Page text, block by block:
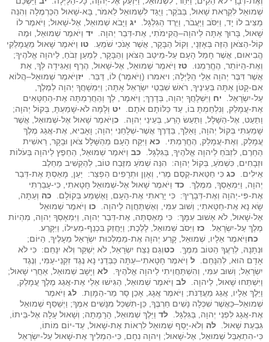
שְׁמוּאֵל לִקְרַאת שָׁאוּל, בַּבֹּקֶר; וַיֻּגַּד לִשְׁמוּאֵל לֵאמֹר, בָּא-שָׁאוּל הַכַּרְמֶלָה וְהִנֵּה
מַצִּיב לוֹ יָד, וַיִּסֹּב וַיַּעֲבֹר, וַיֵּרֶד הַגִּלְגָּל. יג וַיָּבֹא שְׁמוּאֵל, אֶל-שָׁאוּל; וַיֹּאמֶר לוֹ
שָׁאוּל, בָּרוּךְ אַתָּה לַיהוָה–הֲקִימֹתִי, אֶת-דְּבַר יְהוָה. יד וַיֹּאמֶר שְׁמוּאֵל, וּמֶה
קוֹל-הַצֹּאן הַזֶּה בְּאָזְנָי, וְקוֹל הַבָּקָר, אֲשֶׁר אָנֹכִי שֹׁמֵעַ. טו וַיֹּאמֶר שָׁאוּל מֵעֲמָלֵקִי
הֱבִיאוּם, אֲשֶׁר חָמַל הָעָם עַל-מֵיטַב הַצֹּאן וְהַבָּקָר, לְמַעַן זְבֹחַ, לַיהוָה אֱלֹהֶיךָ;
וְאֶת-הַיּוֹתֵר, הֶחֱרַמְנוּ. טז וַיֹּאמֶר שְׁמוּאֵל, אֶל-שָׁאוּל, הֶרֶף וְאַגִּידָה לְּךָ, אֵת
אֲשֶׁר דִּבֶּר יְהוָה אֵלַי הַלָּיְלָה; ויאמרו (וַיֹּאמֶר) לוֹ, דַּבֵּר. יזוַיֹּאמֶר שְׁמוּאֵל–הֲלוֹא
אִם-קָטֹן אַתָּה בְּעֵינֶיךָ, רֹאשׁ שִׁבְטֵי יִשְׂרָאֵל אָתָּה; וַיִּמְשָׁחֲךָ יְהוָה לְמֶלֶךְ,
עַל-יִשְׂרָאֵל. יח וַיִּשְׁלָחֲךָ יְהוָה, בְּדָרֶךְ; וַיֹּאמֶר, לֵךְ וְהַחֲרַמְתָּה אֶת-הַחַטָּאִים
אֶת-עֲמָלֵק, וְנִלְחַמְתָּ בוֹ, עַד כַּלּוֹתָם אֹתָם. יט וְלָמָּה לֹא-שָׁמַעְתָּ, בְּקוֹל יְהוָה;
וַתַּעַט, אֶל-הַשָּׁלָל, וַתַּעַשׂ הָרַע, בְּעֵינֵי יְהוָה. כוַיֹּאמֶר שָׁאוּל אֶל-שְׁמוּאֵל, אֲשֶׁר
שָׁמַעְתִּי בְּקוֹל יְהוָה, וָאֵלֵךְ, בַּדֶּרֶךְ אֲשֶׁר-שְׁלָחַנִי יְהוָה; וָאָבִיא, אֶת-אֲגַג מֶלֶךְ
עֲמָלֵק, וְאֶת-עֲמָלֵק, הֶחֱרַמְתִּי. כא וַיִּקַּח הָעָם מֵהַשָּׁלָל צֹאן וּבָקָר, רֵאשִׁית
הַחֵרֶם, לִזְבֹּחַ לַיהוָה אֱלֹהֶיךָ, בַּגִּלְגָּל. כב וַיֹּאמֶר שְׁמוּאֵל, הַחֵפֶץ לַיהוָה בְּעֹלוֹת
וּזְבָחִים, כִּשְׁמֹעַ, בְּקוֹל יְהוָה: הִנֵּה שְׁמֹעַ מִזֶּבַח טוֹב, לְהַקְשִׁיב מֵחֵלֶב
אֵילִים. כג כִּי חַטַּאת-קֶסֶם מֶרִי, וְאָוֶן וּתְרָפִים הַפְצַר: יַעַן, מָאַסְתָּ אֶת-דְּבַר
יְהוָה, וַיִּמְאָסְךָ, מִמֶּלֶךְ. כד וַיֹּאמֶר שָׁאוּל אֶל-שְׁמוּאֵל חָטָאתִי, כִּי-עָבַרְתִּי
אֶת-פִּי-יְהוָה וְאֶת-דְּבָרֶיךָ: כִּי יָרֵאתִי אֶת-הָעָם, וָאֶשְׁמַע בְּקוֹלָם. כה וְעַתָּה,
שָׂא נָא אֶת-חַטָּאתִי; וְשׁוּב עִמִּי, וְאֶשְׁתַּחֲוֶה לַיהוָה. כו וַיֹּאמֶר שְׁמוּאֵל
אֶל-שָׁאוּל, לֹא אָשׁוּב עִמָּךְ: כִּי מָאַסְתָּה, אֶת-דְּבַר יְהוָה, וַיִּמְאָסְךָ יְהוָה, מִהְיוֹת
מֶלֶךְ עַל-יִשְׂרָאֵל. כז וַיִּסֹּב שְׁמוּאֵל, לָלֶכֶת; וַיַּחֲזֵק בִּכְנַף-מְעִילוֹ, וַיִּקָּרַע.
כחוַיֹּאמֶר אֵלָיו, שְׁמוּאֵל, קָרַע יְהוָה אֶת-מַמְלְכוּת יִשְׂרָאֵל מֵעָלֶיךָ, הַיּוֹם;
וּנְתָנָהּ, לְרֵעֲךָ הַטּוֹב מִמֶּךָּ. כטוְגַם נֵצַח יִשְׂרָאֵל, לֹא יְשַׁקֵּר וְלֹא יִנָּחֵם: כִּי לֹא
אָדָם הוּא, לְהִנָּחֵם. ל וַיֹּאמֶר חָטָאתִי–עַתָּה כַּבְּדֵנִי נָא נֶגֶד זִקְנֵי-עַמִּי, וְנֶגֶד
יִשְׂרָאֵל; וְשׁוּב עִמִּי, וְהִשְׁתַּחֲוֵיתִי לַיהוָה אֱלֹהֶיךָ. לא וַיָּשָׁב שְׁמוּאֵל, אַחֲרֵי שָׁאוּל;
וַיִּשְׁתַּחוּ שָׁאוּל, לַיהוָה. לב וַיֹּאמֶר שְׁמוּאֵל, הַגִּישׁוּ אֵלַי אֶת-אֲגַג מֶלֶךְ עֲמָלֵק,
וַיֵּלֶךְ אֵלָיו, אֲגַג מַעֲדַנֹּת; וַיֹּאמֶר אֲגָג, אָכֵן סָר מַר-הַמָּוֶת. לג וַיֹּאמֶר
שְׁמוּאֵל–כַּאֲשֶׁר שִׁכְּלָה נָשִׁים חַרְבֶּךָ, כֵּן-תִּשְׁכַּל מִנָּשִׁים אִמֶּךָ; וַיְשַׁסֵּף שְׁמוּאֵל
אֶת-אֲגָג לִפְנֵי יְהוָה, בַּגִּלְגָּל. לד וַיֵּלֶךְ שְׁמוּאֵל, הָרָמָתָה; וְשָׁאוּל עָלָה אֶל-בֵּיתוֹ,
גִּבְעַת שָׁאוּל. לה וְלֹא-יָסַף שְׁמוּאֵל לִרְאוֹת אֶת-שָׁאוּל, עַד-יוֹם מוֹתוֹ,
כִּי-הִתְאַבֵּל שְׁמוּאֵל, אֶל-שָׁאוּל; וַיהוָה נִחָם, כִּי-הִמְלִיךְ אֶת-שָׁאוּל עַל-יִשְׂרָאֵל